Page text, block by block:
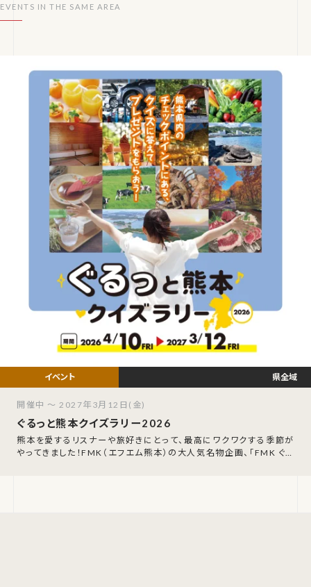
ぐるっと熊本クイズラリー2026
熊本を愛するリスナーや旅好きにとって、最高にワクワクする季節が
やってきました！FMK（エフエム熊本）の大人気名物企画、「FMK ぐる
県全域
開催中 ～ 2027年3月12日(金)